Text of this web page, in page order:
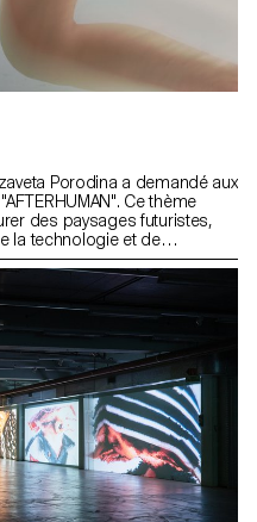
Porodina a demandé aux
Ce thème
des paysages futuristes,
la technologie et de
la coexistence de
ou de la biotechnologie
avec des techniques
d'évolution ou de
les photographes à
visuellement un avenir